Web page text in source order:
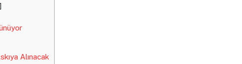
]
Alınacak